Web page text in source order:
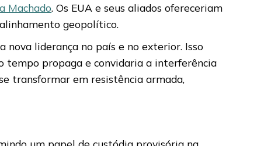
Machado. Os EUA e seus aliados ofereceriam
geopolítico.
nova liderança no país e no exterior. Isso
tempo propaga e convidaria a interferência
transformar em resistência armada,